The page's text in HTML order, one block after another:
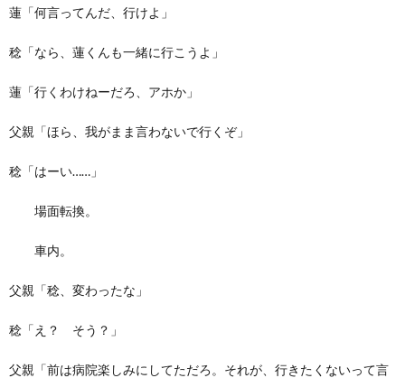
蓮「何言ってんだ、行けよ」
稔「なら、蓮くんも一緒に行こうよ」
蓮「行くわけねーだろ、アホか」
父親「ほら、我がまま言わないで行くぞ」
稔「はーい……」
場面転換。
車内。
父親「稔、変わったな」
稔「え？ そう？」
父親「前は病院楽しみにしてただろ。それが、行きたくないって言